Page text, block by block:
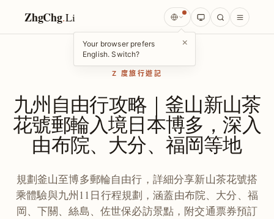
ZhgChg.Li
Your browser prefers
English. Switch?
×
Z 度旅行遊記
九州自由行攻略｜釜山新山茶
花號郵輪入境日本博多，深入
由布院、大分、福岡等地
規劃釜山至博多郵輪自由行，詳細分享新山茶花號搭
乘體驗與九州11日行程規劃，涵蓋由布院、大分、福
岡、下關、絲島、佐世保必訪景點，附交通票券預訂